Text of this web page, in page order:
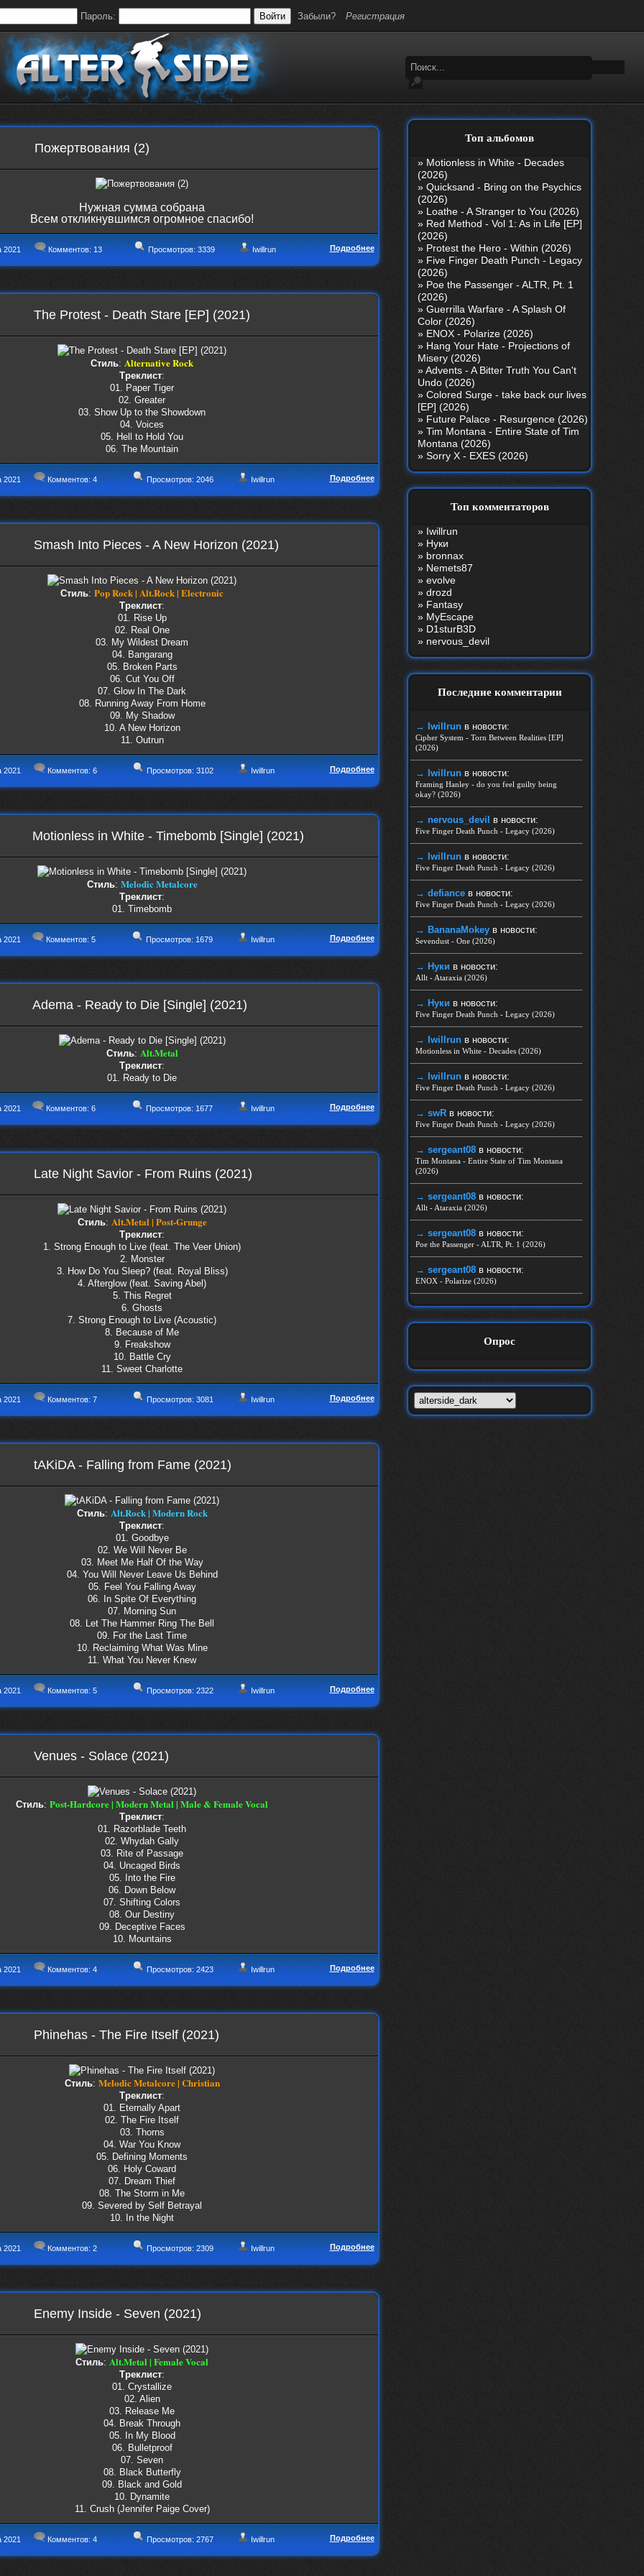
Пароль: Войти Забыли? Регистрация
Пожертвования (2)
Нужная сумма собрана
Всем откликнувшимся огромное спасибо!
2021 Комментов: 13 Просмотров: 3339 Iwillrun Подробнее
The Protest - Death Stare [EP] (2021)
Стиль: Alternative Rock
Треклист:
01. Paper Tiger
02. Greater
03. Show Up to the Showdown
04. Voices
05. Hell to Hold You
06. The Mountain
2021 Комментов: 4 Просмотров: 2046 Iwillrun Подробнее
Smash Into Pieces - A New Horizon (2021)
Стиль: Pop Rock | Alt.Rock | Electronic
Треклист:
01. Rise Up
02. Real One
03. My Wildest Dream
04. Bangarang
05. Broken Parts
06. Cut You Off
07. Glow In The Dark
08. Running Away From Home
09. My Shadow
10. A New Horizon
11. Outrun
2021 Комментов: 6 Просмотров: 3102 Iwillrun Подробнее
Motionless in White - Timebomb [Single] (2021)
Стиль: Melodic Metalcore
Треклист:
01. Timebomb
2021 Комментов: 5 Просмотров: 1679 Iwillrun Подробнее
Adema - Ready to Die [Single] (2021)
Стиль: Alt.Metal
Треклист:
01. Ready to Die
2021 Комментов: 6 Просмотров: 1677 Iwillrun Подробнее
Late Night Savior - From Ruins (2021)
Стиль: Alt.Metal | Post-Grunge
Треклист:
1. Strong Enough to Live (feat. The Veer Union)
2. Monster
3. How Do You Sleep? (feat. Royal Bliss)
4. Afterglow (feat. Saving Abel)
5. This Regret
6. Ghosts
7. Strong Enough to Live (Acoustic)
8. Because of Me
9. Freakshow
10. Battle Cry
11. Sweet Charlotte
2021 Комментов: 7 Просмотров: 3081 Iwillrun Подробнее
tAKiDA - Falling from Fame (2021)
Стиль: Alt.Rock | Modern Rock
Треклист:
01. Goodbye
02. We Will Never Be
03. Meet Me Half Of the Way
04. You Will Never Leave Us Behind
05. Feel You Falling Away
06. In Spite Of Everything
07. Morning Sun
08. Let The Hammer Ring The Bell
09. For the Last Time
10. Reclaiming What Was Mine
11. What You Never Knew
2021 Комментов: 5 Просмотров: 2322 Iwillrun Подробнее
Venues - Solace (2021)
Стиль: Post-Hardcore | Modern Metal | Male & Female Vocal
Треклист:
01. Razorblade Teeth
02. Whydah Gally
03. Rite of Passage
04. Uncaged Birds
05. Into the Fire
06. Down Below
07. Shifting Colors
08. Our Destiny
09. Deceptive Faces
10. Mountains
2021 Комментов: 4 Просмотров: 2423 Iwillrun Подробнее
Phinehas - The Fire Itself (2021)
Стиль: Melodic Metalcore | Christian
Треклист:
01. Eternally Apart
02. The Fire Itself
03. Thorns
04. War You Know
05. Defining Moments
06. Holy Coward
07. Dream Thief
08. The Storm in Me
09. Severed by Self Betrayal
10. In the Night
2021 Комментов: 2 Просмотров: 2309 Iwillrun Подробнее
Enemy Inside - Seven (2021)
Стиль: Alt.Metal | Female Vocal
Треклист:
01. Crystallize
02. Alien
03. Release Me
04. Break Through
05. In My Blood
06. Bulletproof
07. Seven
08. Black Butterfly
09. Black and Gold
10. Dynamite
11. Crush (Jennifer Paige Cover)
2021 Комментов: 4 Просмотров: 2767 Iwillrun Подробнее
Топ альбомов
» Motionless in White - Decades
(2026)
» Quicksand - Bring on the Psychics
(2026)
» Loathe - A Stranger to You (2026)
» Red Method - Vol 1: As in Life [EP]
(2026)
» Protest the Hero - Within (2026)
» Five Finger Death Punch - Legacy
(2026)
» Poe the Passenger - ALTR, Pt. 1
(2026)
» Guerrilla Warfare - A Splash Of
Color (2026)
» ENOX - Polarize (2026)
» Hang Your Hate - Projections of
Misery (2026)
»Advents - A Bitter Truth You Can't
Undo (2026)
» Colored Surge - take back our lives
[EP] (2026)
» Future Palace - Resurgence (2026)
» Tim Montana - Entire State of Tim
Montana (2026)
» Sorry X - EXES (2026)
Топ комментаторов
» Iwillrun
» Нуки
» bronnax
» Nemets87
» evolve
» drozd
» Fantasy
» MyEscape
» D1sturB3D
» nеrvous_dеvil
Последние комментарии
→ Iwillrun в новости:
Cipher System - Torn Between Realities [EP]
(2026)
→ Iwillrun в новости:
Framing Hanley - do you feel guilty being
okay? (2026)
→ nеrvous_dеvil в новости:
Five Finger Death Punch - Legacy (2026)
→ Iwillrun в новости:
Five Finger Death Punch - Legacy (2026)
→ defiance в новости:
Five Finger Death Punch - Legacy (2026)
→ BananaMokey в новости:
Sevendust - One (2026)
→ Нуки в новости:
Allt - Ataraxia (2026)
→ Нуки в новости:
Five Finger Death Punch - Legacy (2026)
→ Iwillrun в новости:
Motionless in White - Decades (2026)
→ Iwillrun в новости:
Five Finger Death Punch - Legacy (2026)
→ swR в новости:
Five Finger Death Punch - Legacy (2026)
→ sergeant08 в новости:
Tim Montana - Entire State of Tim Montana
(2026)
→ sergeant08 в новости:
Allt - Ataraxia (2026)
→ sergeant08 в новости:
Poe the Passenger - ALTR, Pt. 1 (2026)
→ sergeant08 в новости:
ENOX - Polarize (2026)
Опрос